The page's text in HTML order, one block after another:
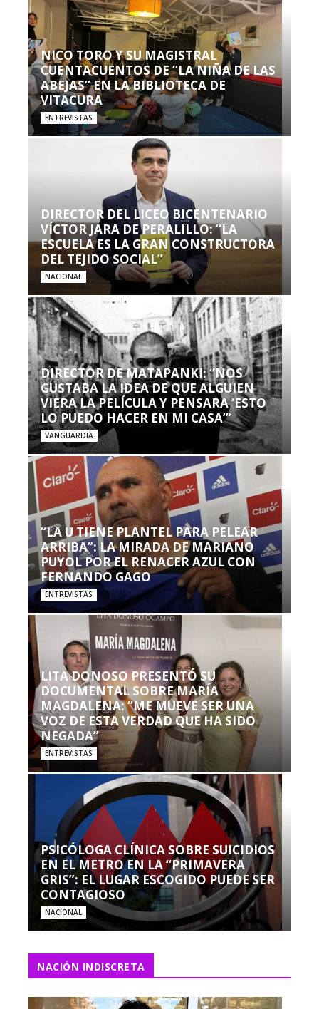
NICO TORO Y SU MAGISTRAL
CUENTACUENTOS DE “LA NIÑA DE LAS
ABEJAS” EN LA BIBLIOTECA DE
VITACURA
ENTREVISTAS
DIRECTOR DEL LICEO BICENTENARIO
VÍCTOR JARA DE PERALILLO: “LA
ESCUELA ES LA GRAN CONSTRUCTORA
DEL TEJIDO SOCIAL”
NACIONAL
DIRECTOR DE MATAPANKI: “NOS
GUSTABA LA IDEA DE QUE ALGUIEN
VIERA LA PELÍCULA Y PENSARA ‘ESTO
LO PUEDO HACER EN MI CASA’”
VANGUARDIA
“LA U TIENE PLANTEL PARA PELEAR
ARRIBA”: LA MIRADA DE MARIANO
PUYOL POR EL RENACER AZUL CON
FERNANDO GAGO
ENTREVISTAS
LITA DONOSO PRESENTÓ SU
DOCUMENTAL SOBRE MARÍA
MAGDALENA: “ME MUEVE SER UNA
VOZ DE ESTA VERDAD QUE HA SIDO
NEGADA”
ENTREVISTAS
PSICÓLOGA CLÍNICA SOBRE SUICIDIOS
EN EL METRO EN LA “PRIMAVERA
GRIS”: EL LUGAR ESCOGIDO PUEDE SER
CONTAGIOSO
NACIONAL
NACIÓN INDISCRETA